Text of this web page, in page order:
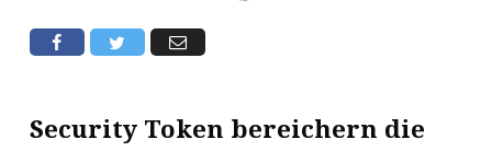
Security Token bereichern die